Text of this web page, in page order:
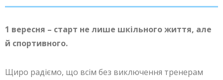
1 вересня – старт не лише шкільного життя, але
й спортивного.
Щиро радіємо, що всім без виключення тренерам